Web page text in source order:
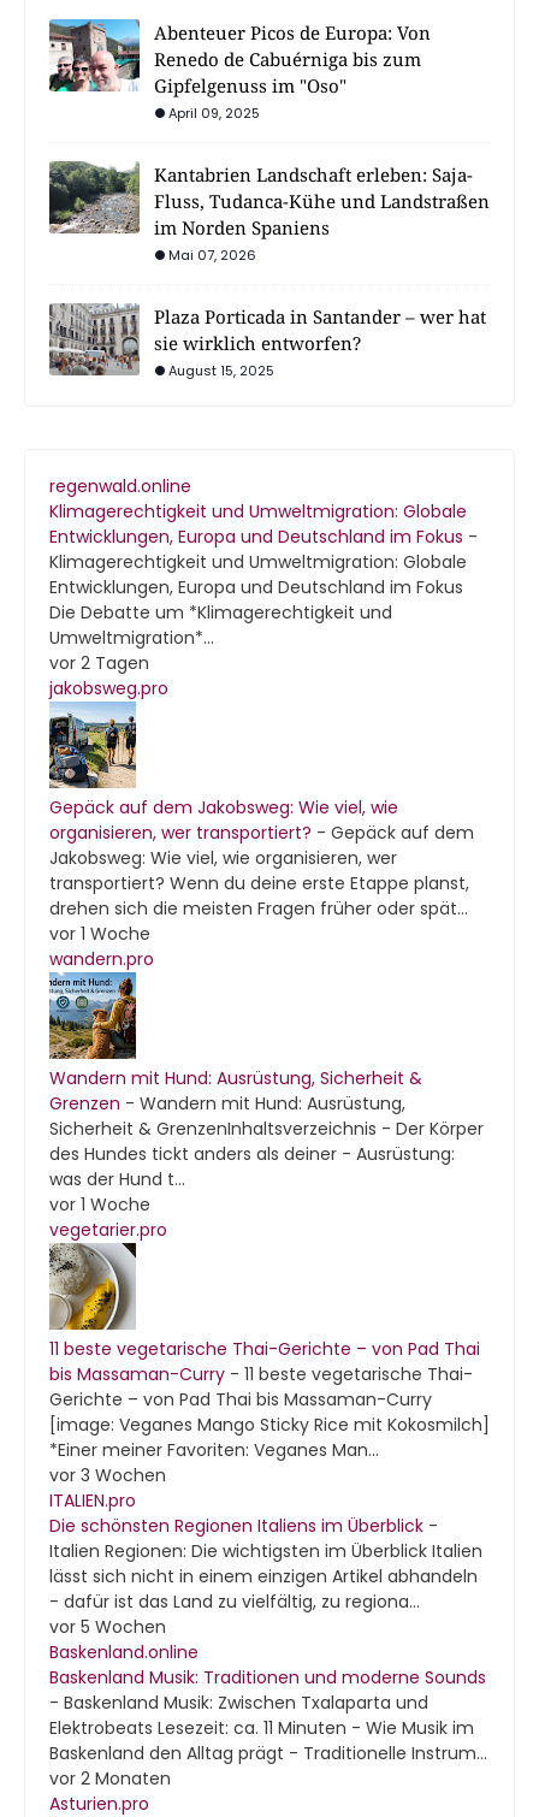
Abenteuer Picos de Europa: Von
Renedo de Cabuérniga bis zum
Gipfelgenuss im "Oso"
April 09, 2025
Kantabrien Landschaft erleben: Saja-
Fluss, Tudanca-Kühe und Landstraßen
im Norden Spaniens
Mai 07, 2026
Plaza Porticada in Santander – wer hat
sie wirklich entworfen?
August 15, 2025
regenwald.online
Klimagerechtigkeit und Umweltmigration: Globale
Entwicklungen, Europa und Deutschland im Fokus -
Klimagerechtigkeit und Umweltmigration: Globale
Entwicklungen, Europa und Deutschland im Fokus
Die Debatte um *Klimagerechtigkeit und
Umweltmigration*...
vor 2 Tagen
jakobsweg.pro
Gepäck auf dem Jakobsweg: Wie viel, wie
organisieren, wer transportiert? - Gepäck auf dem
Jakobsweg: Wie viel, wie organisieren, wer
transportiert? Wenn du deine erste Etappe planst,
drehen sich die meisten Fragen früher oder spät...
vor 1 Woche
wandern.pro
Wandern mit Hund: Ausrüstung, Sicherheit &
Grenzen - Wandern mit Hund: Ausrüstung,
Sicherheit & GrenzenInhaltsverzeichnis - Der Körper
des Hundes tickt anders als deiner - Ausrüstung:
was der Hund t...
vor 1 Woche
vegetarier.pro
11 beste vegetarische Thai-Gerichte – von Pad Thai
bis Massaman-Curry - 11 beste vegetarische Thai-
Gerichte – von Pad Thai bis Massaman-Curry
[image: Veganes Mango Sticky Rice mit Kokosmilch]
*Einer meiner Favoriten: Veganes Man...
vor 3 Wochen
ITALIEN.pro
Die schönsten Regionen Italiens im Überblick -
Italien Regionen: Die wichtigsten im Überblick Italien
lässt sich nicht in einem einzigen Artikel abhandeln
- dafür ist das Land zu vielfältig, zu regiona...
vor 5 Wochen
Baskenland.online
Baskenland Musik: Traditionen und moderne Sounds
- Baskenland Musik: Zwischen Txalaparta und
Elektrobeats Lesezeit: ca. 11 Minuten - Wie Musik im
Baskenland den Alltag prägt - Traditionelle Instrum...
vor 2 Monaten
Asturien.pro